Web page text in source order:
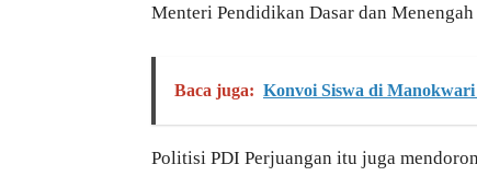
Menteri Pendidikan Dasar dan
Baca juga: Konvoi Siswa di
Politisi PDI Perjuangan itu juga